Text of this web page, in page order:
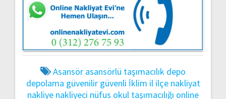
Asansör asansörlü taşımacılık depo
depolama güvenilir güvenli İklim il ilçe nakliyat
nakliye nakliyeci nüfus okul taşımacılığı online